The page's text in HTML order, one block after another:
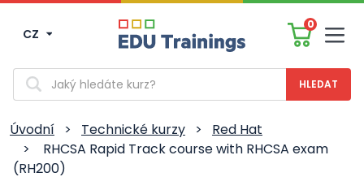
CZ
0
Vyhledávání
Úvodní > Technické kurzy >
Red Hat
>
RHCSA Rapid Track course with RHCSA exam
(RH200)